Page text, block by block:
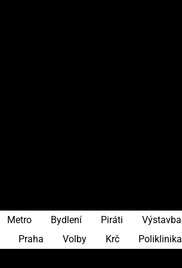
Metro Bydlení Piráti Výstavba
Praha Volby Krč Poliklinika